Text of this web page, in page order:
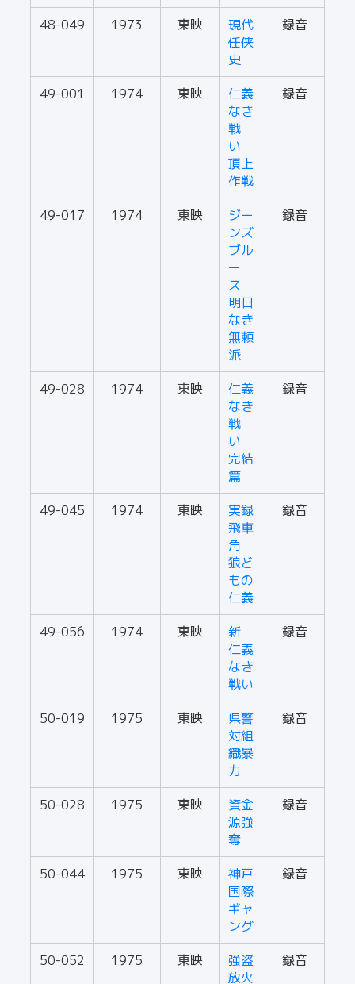
48-049 1973 東映
現代
任侠
史
録音
49-001 1974 東映
仁義
なき
戦
い
頂上
作戦
録音
49-017 1974 東映
ジー
ンズ
ブル
ー
ス
明日
なき
無頼
派
録音
49-028 1974 東映
仁義
なき
戦
い
完結
篇
録音
49-045 1974 東映
実録
飛車
角
狼ど
もの
仁義
録音
49-056 1974 東映
新
仁義
なき
戦い
録音
50-019 1975 東映
県警
対組
織暴
力
録音
50-028 1975 東映
資金
源強
奪
録音
50-044 1975 東映
神戸
国際
ギャ
ング
録音
50-052 1975 東映
強盗
放火
録音